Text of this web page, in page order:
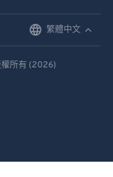
繁體中文
所有 (2026)